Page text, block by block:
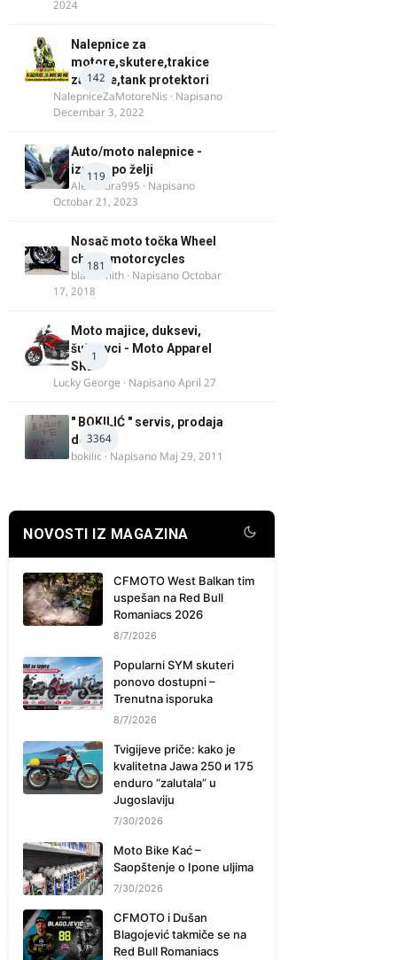
2024
142
Nalepnice za
motore,skutere,trakice
za felne,tank protektori
NalepniceZaMotoreNis · Napisano
Decembar 3, 2022
119
Auto/moto nalepnice -
izrada po želji
Alexandra995 · Napisano
Octobar 21, 2023
181
Nosač moto točka Wheel
chock motorcycles
blacksmith · NapisanoOctobar
17, 2018
1
Moto majice, duksevi,
šuškavci - Moto Apparel
SRB
Lucky George · NapisanoApril 27
3364
" BOKILIĆ " servis, prodaja
delova
bokilic · Napisano Maj 29, 2011
NOVOSTI IZ MAGAZINA
CFMOTO West Balkan tim
uspešan na Red Bull
Romaniacs 2026
8/7/2026
Popularni SYM skuteri
ponovo dostupni –
Trenutna isporuka
8/7/2026
Tvigijeve priče: kako je
kvalitetna Jawa 250 и 175
enduro “zalutala” u
Jugoslaviju
7/30/2026
Moto Bike Kać –
Saopštenje o Ipone uljima
7/30/2026
CFMOTO i Dušan
Blagojević takmiče se na
Red Bull Romaniacs